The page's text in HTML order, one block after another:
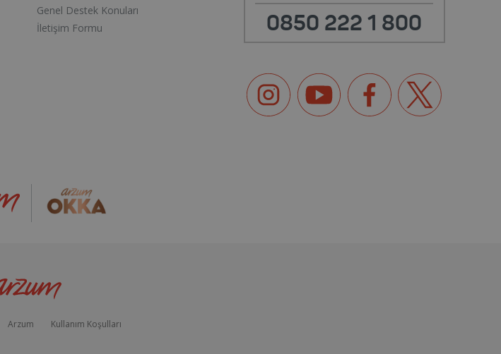
Genel Destek Konuları
İletişim Formu
0850 222 1 800
Arzum Kullanım Koşulları